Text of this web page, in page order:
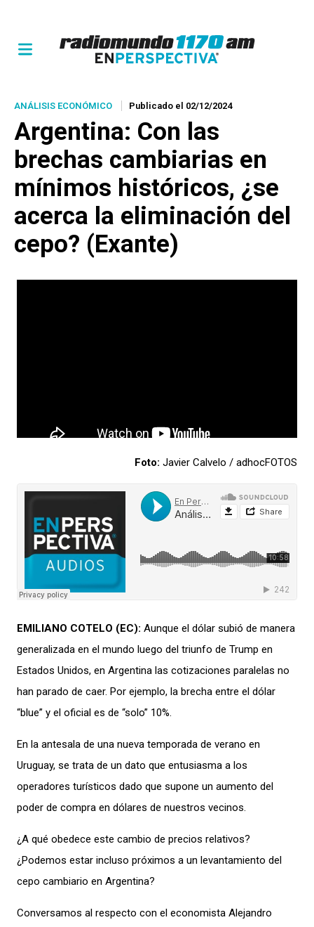
ANÁLISIS ECONÓMICO Publicado el 02/12/2024
Argentina: Con las
brechas cambiarias en
mínimos históricos, ¿se
acerca la eliminación del
cepo? (Exante)
Foto: Javier Calvelo / adhocFOTOS
EMILIANO COTELO (EC): Aunque el dólar subió de manera
generalizada en el mundo luego del triunfo de Trump en
Estados Unidos, en Argentina las cotizaciones paralelas no
han parado de caer. Por ejemplo, la brecha entre el dólar
“blue” y el oficial es de “solo” 10%.
En la antesala de una nueva temporada de verano en
Uruguay, se trata de un dato que entusiasma a los
operadores turísticos dado que supone un aumento del
poder de compra en dólares de nuestros vecinos.
¿A qué obedece este cambio de precios relativos?
¿Podemos estar incluso próximos a un levantamiento del
cepo cambiario en Argentina?
Conversamos al respecto con el economista Alejandro